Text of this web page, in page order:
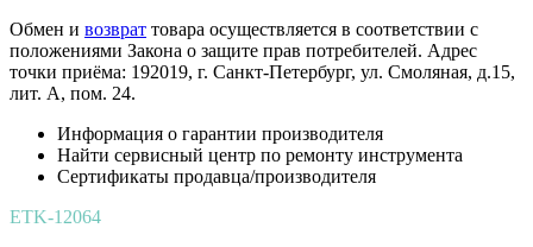
Обмен и возврат товара осуществляется в соответствии с
положениями Закона о защите прав потребителей. Адрес
точки приёма: 192019, г. Санкт-Петербург, ул. Смоляная, д.15,
лит. А, пом. 24.
Информация о гарантии производителя
Найти сервисный центр по ремонту инструмента
Сертификаты продавца/производителя
ETK-12064